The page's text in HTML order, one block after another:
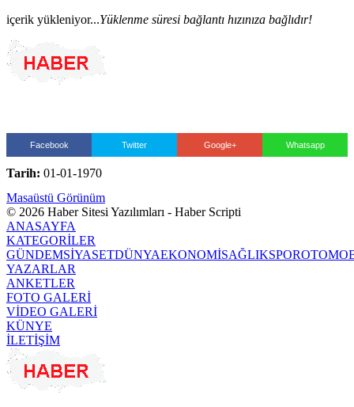
içerik yükleniyor...Yüklenme süresi bağlantı hızınıza bağlıdır!
Facebook Twitter Google+ Whatsapp
Tarih: 01-01-1970
Masaüstü Görünüm
© 2026 Haber Sitesi Yazılımları - Haber Scripti
ANASAYFA
KATEGORİLER
GÜNDEMSİYASETDÜNYAEKONOMİSAĞLIKSPOR
YAZARLAR
ANKETLER
FOTO GALERİ
VİDEO GALERİ
KÜNYE
İLETİŞİM